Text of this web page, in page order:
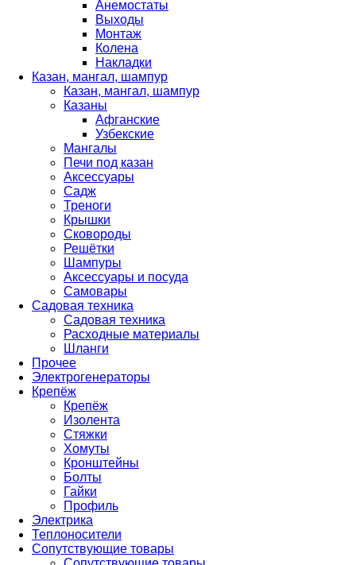
Анемостаты
Выходы
Монтаж
Колена
Накладки
Казан, мангал, шампур
Казан, мангал, шампур
Казаны
Афганские
Узбекские
Мангалы
Печи под казан
Аксессуары
Садж
Треноги
Крышки
Сковороды
Решётки
Шампуры
Аксессуары и посуда
Самовары
Садовая техника
Садовая техника
Расходные материалы
Шланги
Прочее
Электрогенераторы
Крепёж
Крепёж
Изолента
Стяжки
Хомуты
Кронштейны
Болты
Гайки
Профиль
Электрика
Теплоносители
Сопутствующие товары